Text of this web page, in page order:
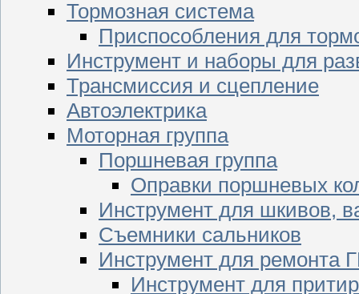
Тормозная система
Приспособления для
Инструмент и наборы для
Трансмиссия и сцепление
Автоэлектрика
Моторная группа
Поршневая группа
Оправки поршневых
Инструмент для шкивов,
Съемники сальников
Инструмент для ремонта
Инструмент для